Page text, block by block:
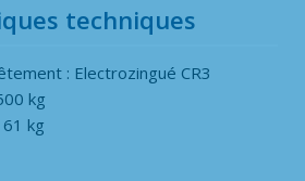
techniques
: Electrozingué CR3
kg
kg